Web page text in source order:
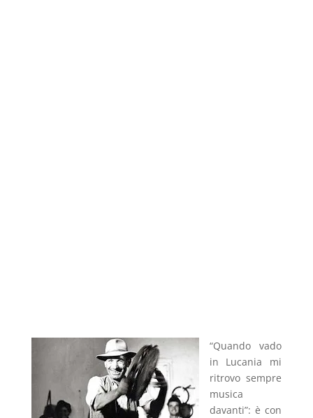
“Quando vado
in Lucania mi
ritrovo sempre
musica
davanti”: è con